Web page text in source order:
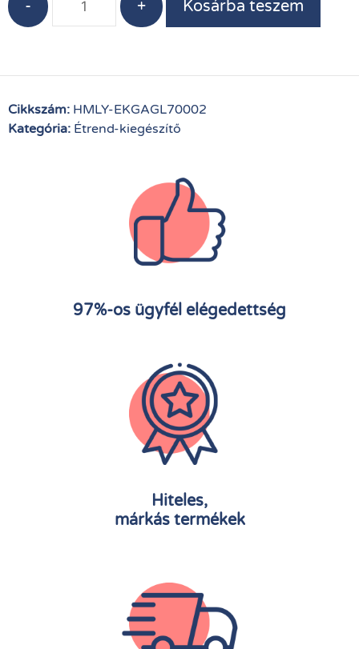
- + Kosárba teszem
Cikkszám: HMLY-EKGAGL70002
Kategória: Étrend-kiegészítő
97%-os ügyfél elégedettség
Hiteles,
márkás termékek